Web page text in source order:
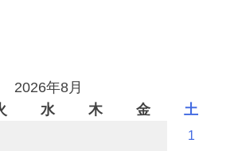
2026年8月
水 木 金 土
1